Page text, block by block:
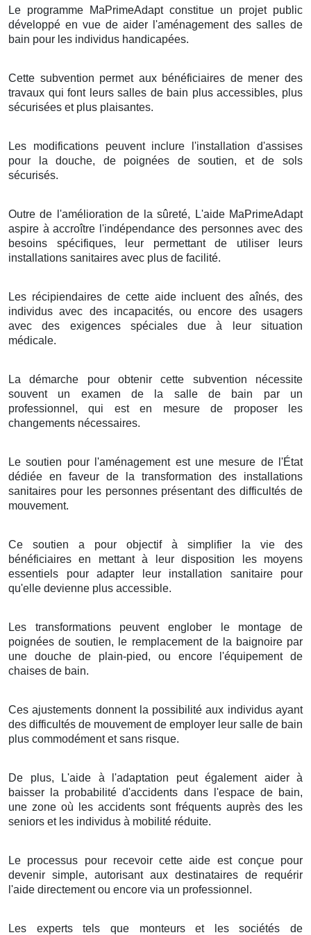
Le programme MaPrimeAdapt constitue un projet public
développé en vue de aider l'aménagement des salles de
bain pour les individus handicapées.
Cette subvention permet aux bénéficiaires de mener des
travaux qui font leurs salles de bain plus accessibles, plus
sécurisées et plus plaisantes.
Les modifications peuvent inclure l'installation d'assises
pour la douche, de poignées de soutien, et de sols
sécurisés.
Outre de l'amélioration de la sûreté, L'aide MaPrimeAdapt
aspire à accroître l'indépendance des personnes avec des
besoins spécifiques, leur permettant de utiliser leurs
installations sanitaires avec plus de facilité.
Les récipiendaires de cette aide incluent des aînés, des
individus avec des incapacités, ou encore des usagers
avec des exigences spéciales due à leur situation
médicale.
La démarche pour obtenir cette subvention nécessite
souvent un examen de la salle de bain par un
professionnel, qui est en mesure de proposer les
changements nécessaires.
Le soutien pour l'aménagement est une mesure de l'État
dédiée en faveur de la transformation des installations
sanitaires pour les personnes présentant des difficultés de
mouvement.
Ce soutien a pour objectif à simplifier la vie des
bénéficiaires en mettant à leur disposition les moyens
essentiels pour adapter leur installation sanitaire pour
qu'elle devienne plus accessible.
Les transformations peuvent englober le montage de
poignées de soutien, le remplacement de la baignoire par
une douche de plain-pied, ou encore l'équipement de
chaises de bain.
Ces ajustements donnent la possibilité aux individus ayant
des difficultés de mouvement de employer leur salle de bain
plus commodément et sans risque.
De plus, L'aide à l'adaptation peut également aider à
baisser la probabilité d'accidents dans l'espace de bain,
une zone où les accidents sont fréquents auprès des les
seniors et les individus à mobilité réduite.
Le processus pour recevoir cette aide est conçue pour
devenir simple, autorisant aux destinataires de requérir
l'aide directement ou encore via un professionnel.
Les experts tels que monteurs et les sociétés de